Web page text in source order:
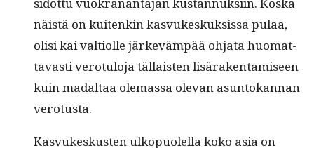
näistä on kuitenkin kasvukeskuk­sis­sa pulaa,
olisi kai val­ti­olle järkeväm­pää ohja­ta huo­mat­
tavasti vero­tu­lo­ja täl­lais­ten lisärak­en­tamiseen
kuin madal­taa ole­mas­sa ole­van asun­tokan­nan
verotusta.
Kasvukeskusten ulkop­uolel­la koko asia on